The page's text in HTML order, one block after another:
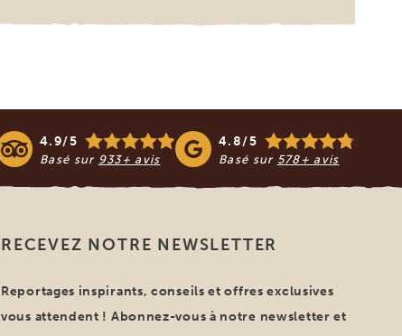
4.9/5
Basé sur 933+ avis
4.8/5
Basé sur 578+ avis
RECEVEZ NOTRE NEWSLETTER
Reportages inspirants, conseils et offres exclusives
vous attendent ! Abonnez-vous à notre newsletter et